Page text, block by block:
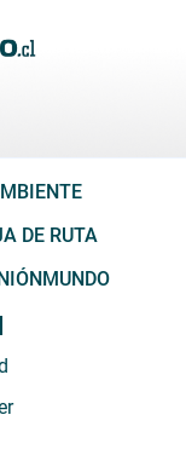
DE RUTA
MUNDO